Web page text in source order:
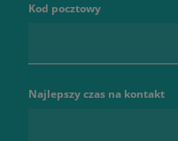
Kod pocztowy
Najlepszy czas na kontakt